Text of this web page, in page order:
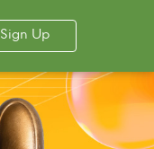
Sign Up